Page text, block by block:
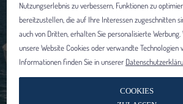
Nutzungserlebnis zu verbessern, Funktionen zu
bereitzustellen, die auf Ihre Interessen zugeschnitten
auch von Dritten, erhalten Sie personalisierte Werbung.
unsere Website Cookies oder verwandte Technologien
Informationen finden Sie in unserer
COOKIES